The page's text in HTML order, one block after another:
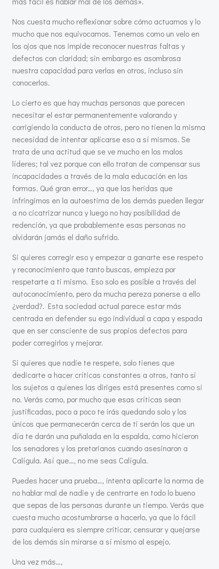
Nos cuesta mucho reflexionar sobre cómo actuamos y lo
mucho que nos equivocamos. Tenemos como un velo en
los ojos que nos impide reconocer nuestras faltas y
defectos con claridad; sin embargo es asombrosa
nuestra capacidad para verlas en otros, incluso sin
conocerlos.
Lo cierto es que hay muchas personas que parecen
necesitar el estar permanentemente valorando y
corrigiendo la conducta de otros, pero no tienen la misma
necesidad de intentar aplicarse eso a sí mismos. Se
trata de una actitud que se ve mucho en los malos
líderes; tal vez porque con ello tratan de compensar sus
incapacidades a través de la mala educación en las
formas. Qué gran error…, ya que las heridas que
infringimos en la autoestima de los demás pueden llegar
a no cicatrizar nunca y luego no hay posibilidad de
redención, ya que probablemente esas personas no
olvidarán jamás el daño sufrido.
Si quieres corregir eso y empezar a ganarte ese respeto
y reconocimiento que tanto buscas, empieza por
respetarte a ti mismo. Eso solo es posible a través del
autoconocimiento, pero da mucha pereza ponerse a ello
¿verdad?. Esta sociedad actual parece estar más
centrada en defender su ego individual a capa y espada
que en ser consciente de sus propios defectos para
poder corregirlos y mejorar.
Si quieres que nadie te respete, solo tienes que
dedicarte a hacer críticas constantes a otros, tanto si
los sujetos a quienes las diriges está presentes como si
no. Verás como, por mucho que esas críticas sean
justificadas, poco a poco te irás quedando solo y los
únicos que permanecerán cerca de ti serán los que un
día te darán una puñalada en la espalda, como hicieron
los senadores y los pretorianos cuando asesinaron a
Calígula. Así que…, no me seas Calígula.
Puedes hacer una prueba…, intenta aplicarte la norma de
no hablar mal de nadie y de centrarte en todo lo bueno
que sepas de las personas durante un tiempo. Verás que
cuesta mucho acostumbrarse a hacerlo, ya que lo fácil
para cualquiera es siempre criticar, censurar y quejarse
de los demás sin mirarse a sí mismo al espejo.
Una vez más…,